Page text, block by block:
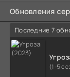
Обновления
Последние 7
(1-5